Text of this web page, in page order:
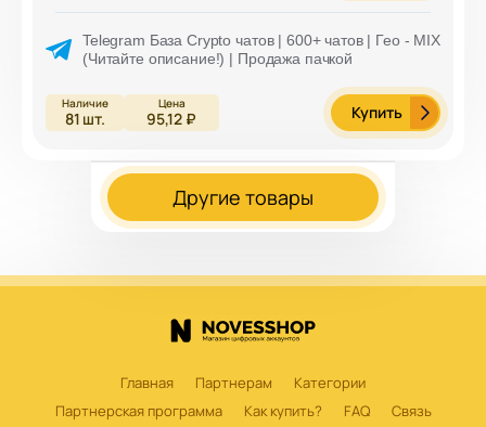
Telegram База Crypto чатов | 600+ чатов | Гео - MIX
(Читайте описание!) | Продажа пачкой
81 шт. 95,12 ₽ Купить
Другие товары
Главная Партнерам
Категории
Партнерская программа
Как купить? FAQ Связь